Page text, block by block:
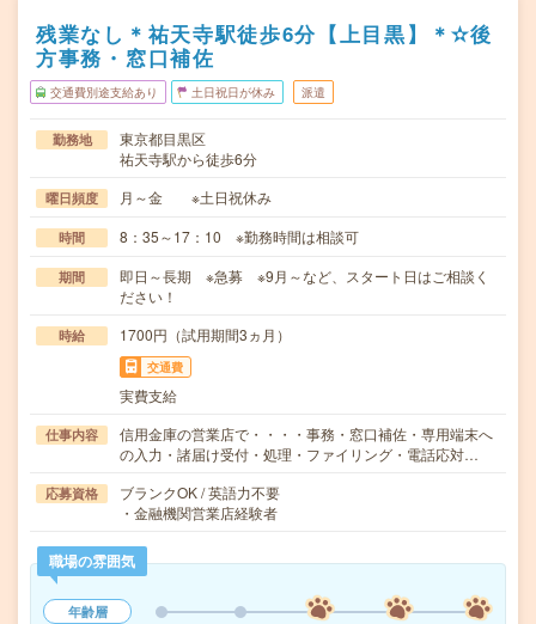
残業なし＊祐天寺駅徒歩6分【上目黒】＊✫後
方事務・窓口補佐
交通費別途支給あり 土日祝日が休み 派遣
勤務地
東京都目黒区
祐天寺駅から徒歩6分
曜日頻度 月～金 ※土日祝休み
時間 8：35～17：10 ※勤務時間は相談可
期間
即日～長期 ※急募 ※9月～など、スタート日はご相談く
ださい！
時給 1700円（試用期間3ヵ月）
交通費
実費支給
仕事内容
信用金庫の営業店で・・・・事務・窓口補佐・専用端末へ
の入力・諸届け受付・処理・ファイリング・電話応対…
応募資格
ブランクOK / 英語力不要
・金融機関営業店経験者
職場の雰囲気
年齢層